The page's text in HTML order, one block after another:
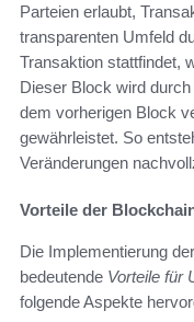
Parteien erlaubt,
transparenten Umfeld
Transaktion stattfindet,
Dieser Block wird
dem vorherigen Block
gewährleistet. So
Veränderungen
Vorteile der
Die Implementierung der
bedeutende Vorteile für
folgende Aspekte